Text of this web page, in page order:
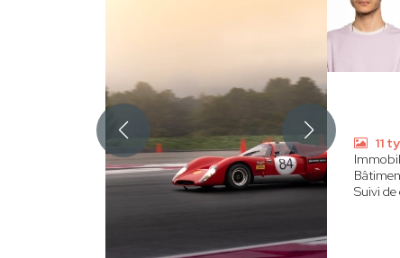
11
Suivi